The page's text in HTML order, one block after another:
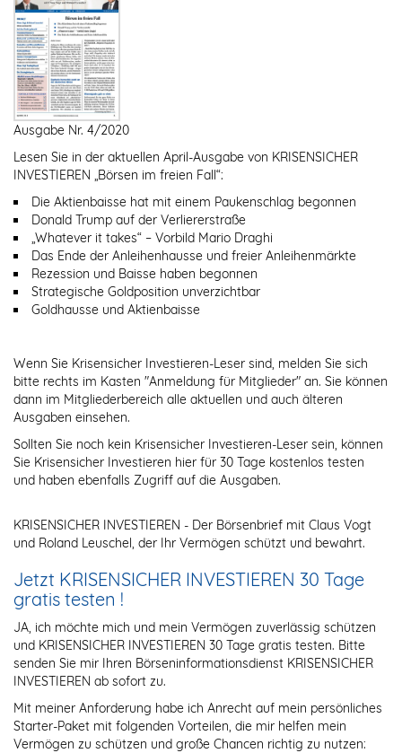
Ausgabe Nr. 4/2020
Lesen Sie in der aktuellen April-Ausgabe von KRISENSICHER
INVESTIEREN „Börsen im freien Fall“:
Die Aktienbaisse hat mit einem Paukenschlag begonnen
Donald Trump auf der Verliererstraße
„Whatever it takes“ – Vorbild Mario Draghi
Das Ende der Anleihenhausse und freier Anleihenmärkte
Rezession und Baisse haben begonnen
Strategische Goldposition unverzichtbar
Goldhausse und Aktienbaisse
Wenn Sie Krisensicher Investieren-Leser sind, melden Sie sich
bitte rechts im Kasten "Anmeldung für Mitglieder" an. Sie können
dann im Mitgliederbereich alle aktuellen und auch älteren
Ausgaben einsehen.
Sollten Sie noch kein Krisensicher Investieren-Leser sein, können
Sie Krisensicher Investieren hier für 30 Tage kostenlos testen
und haben ebenfalls Zugriff auf die Ausgaben.
KRISENSICHER INVESTIEREN - Der Börsenbrief mit Claus Vogt
und Roland Leuschel, der Ihr Vermögen schützt und bewahrt.
Jetzt KRISENSICHER INVESTIEREN 30 Tage
gratis testen !
JA, ich möchte mich und mein Vermögen zuverlässig schützen
und KRISENSICHER INVESTIEREN 30 Tage gratis testen. Bitte
senden Sie mir Ihren Börseninformationsdienst KRISENSICHER
INVESTIEREN ab sofort zu.
Mit meiner Anforderung habe ich Anrecht auf mein persönliches
Starter-Paket mit folgenden Vorteilen, die mir helfen mein
Vermögen zu schützen und große Chancen richtig zu nutzen: